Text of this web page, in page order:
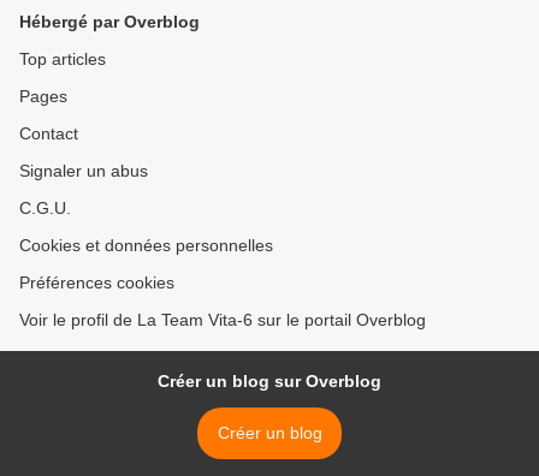
Hébergé par Overblog
Top articles
Pages
Contact
Signaler un abus
C.G.U.
Cookies et données personnelles
Préférences cookies
Voir le profil de La Team Vita-6 sur le portail Overblog
Créer un blog sur Overblog
Créer un blog